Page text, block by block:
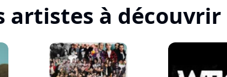
artistes à découvrir